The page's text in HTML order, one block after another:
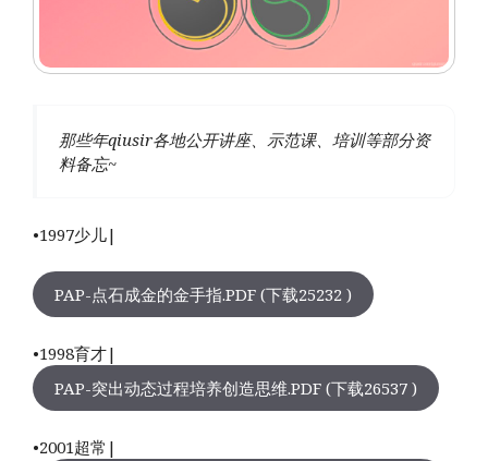
那些年qiusir各地公开讲座、示范课、培训等部分资
料备忘~
•1997少儿|
PAP-点石成金的金手指.PDF (下载25232 )
•1998育才|
PAP-突出动态过程培养创造思维.PDF (下载26537 )
•2001超常|